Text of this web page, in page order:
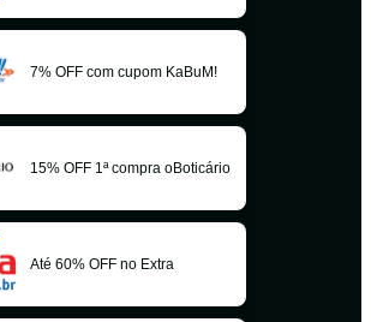
7% OFF com cupom KaBuM!
15% OFF 1ª compra oBoticário
Até 60% OFF no Extra